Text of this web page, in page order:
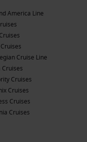
en
Activiteiten voor
volwassenen.
gezellige
aanbiedingen en
plannen
America Line
Cruise Line
Cruises
Cruises
Cruises
Cruises
Cruises